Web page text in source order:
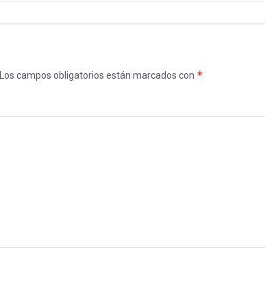
Los campos obligatorios están marcados con *